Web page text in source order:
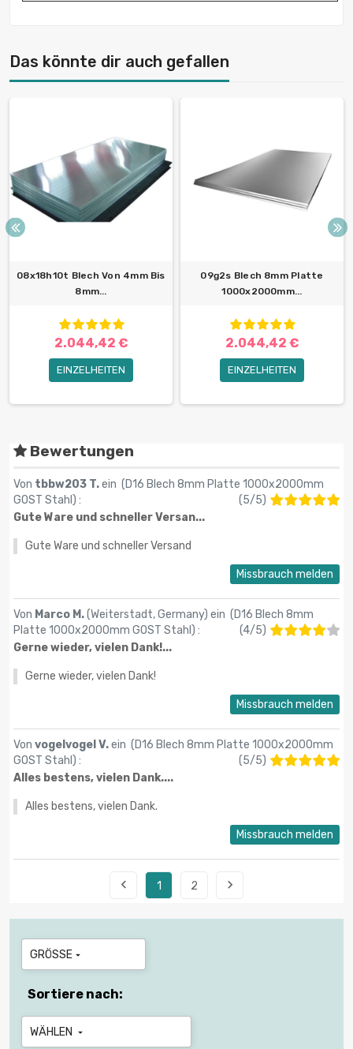
Das könnte dir auch gefallen
08x18h10t Blech Von 4mm Bis
8mm...
2.044,42 €
EINZELHEITEN
09g2s Blech 8mm Platte
1000x2000mm...
2.044,42 €
EINZELHEITEN
Bewertungen
Von tbbw203 T.ein (D16 Blech 8mm Platte 1000x2000mm
GOST Stahl) : (5/5)
Gute Ware und schneller Versan...
Gute Ware und schneller Versand
Missbrauch melden
Von Marco M.(Weiterstadt, Germany) ein (D16 Blech 8mm
Platte 1000x2000mm GOST Stahl) : (4/5)
Gerne wieder, vielen Dank!...
Gerne wieder, vielen Dank!
Missbrauch melden
Von vogelvogel V.ein (D16 Blech 8mm Platte 1000x2000mm
GOST Stahl) : (5/5)
Alles bestens, vielen Dank....
Alles bestens, vielen Dank.
Missbrauch melden
 1 2 
GRÖSSE 
Sortiere nach:
WÄHLEN 